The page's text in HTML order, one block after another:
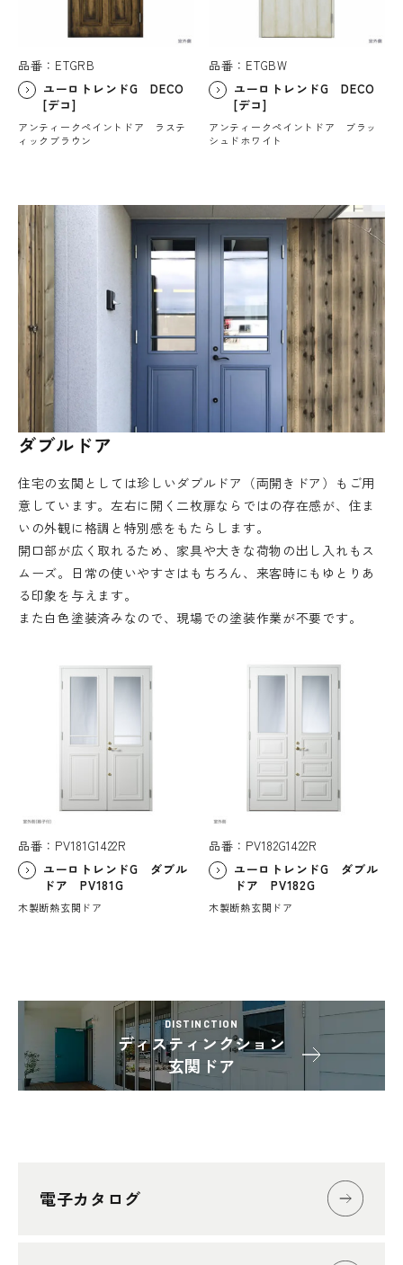
品番：ETGRB
ユーロトレンドG DECO
[デコ]
アンティークペイントドア ラステ
ィックブラウン
品番：ETGBW
ユーロトレンドG DECO
[デコ]
アンティークペイントドア ブラッ
シュドホワイト
ダブルドア
住宅の玄関としては珍しいダブルドア（両開きドア）もご用
意しています。左右に開く二枚扉ならではの存在感が、住ま
いの外観に格調と特別感をもたらします。
開口部が広く取れるため、家具や大きな荷物の出し入れもス
ムーズ。日常の使いやすさはもちろん、来客時にもゆとりあ
る印象を与えます。
また白色塗装済みなので、現場での塗装作業が不要です。
品番：PV181G1422R
ユーロトレンドG ダブル
ドア PV181G
木製断熱玄関ドア
品番：PV182G1422R
ユーロトレンドG ダブル
ドア PV182G
木製断熱玄関ドア
DISTINCTION
ディスティンクション
玄関ドア
電子カタログ